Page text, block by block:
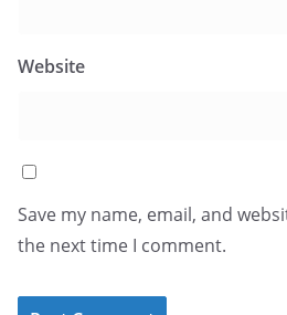
Website
Save my name, email, and
the next time I comment.